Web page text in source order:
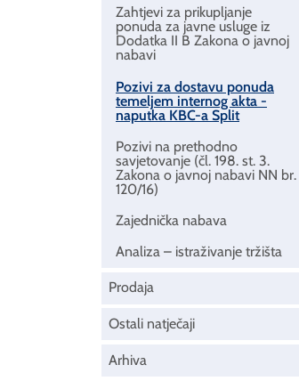
Zahtjevi za prikupljanje
ponuda za javne usluge iz
Dodatka II B Zakona o javnoj
nabavi
Pozivi za dostavu ponuda
temeljem internog akta -
naputka KBC-a Split
Pozivi na prethodno
savjetovanje (čl. 198. st. 3.
Zakona o javnoj nabavi NN br.
120/16)
Zajednička nabava
Analiza – istraživanje tržišta
Prodaja
Ostali natječaji
Arhiva